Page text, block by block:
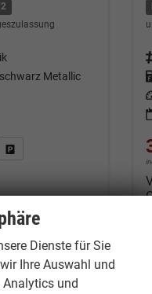
Metallic
anfordern
Datei, Fahrzeugexposé drucken
Fahrzeug merken/Expose
Dienste für Sie
Ihre Auswahl und
Analytics und